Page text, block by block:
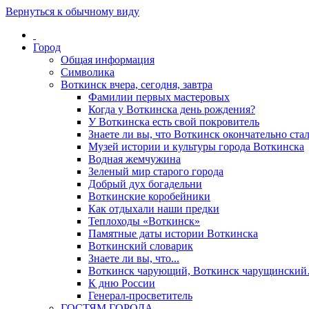
Вернуться к обычному виду
Город
Общая информация
Символика
Воткинск вчера, сегодня, завтра
Фамилии первых мастеровых
Когда у Воткинска день рождения?
У Воткинска есть свой покровитель
Знаете ли вы, что Воткинск окончательно
Музей истории и культуры города Воткинска
Водная жемчужина
Зеленый мир старого города
Добрый дух богадельни
Воткинские коробейники
Как отдыхали наши предки
Теплоходы «Воткинск»
Памятные даты истории Воткинска
Воткинский словарик
Знаете ли вы, что...
Воткинск чарующий, Воткинск
К дню России
Генерал-просветитель